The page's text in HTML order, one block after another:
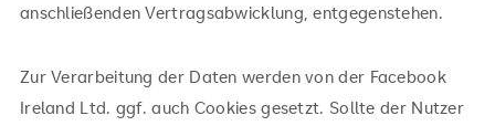
anschließenden Vertragsabwicklung, entgegenstehen.
Zur Verarbeitung der Daten werden von der Facebook
Ireland Ltd. ggf. auch Cookies gesetzt. Sollte der Nutzer